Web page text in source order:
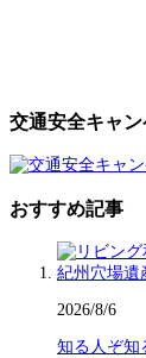
交通安全キャ
おすすめ記事
2026/8/6
知る人ぞ知